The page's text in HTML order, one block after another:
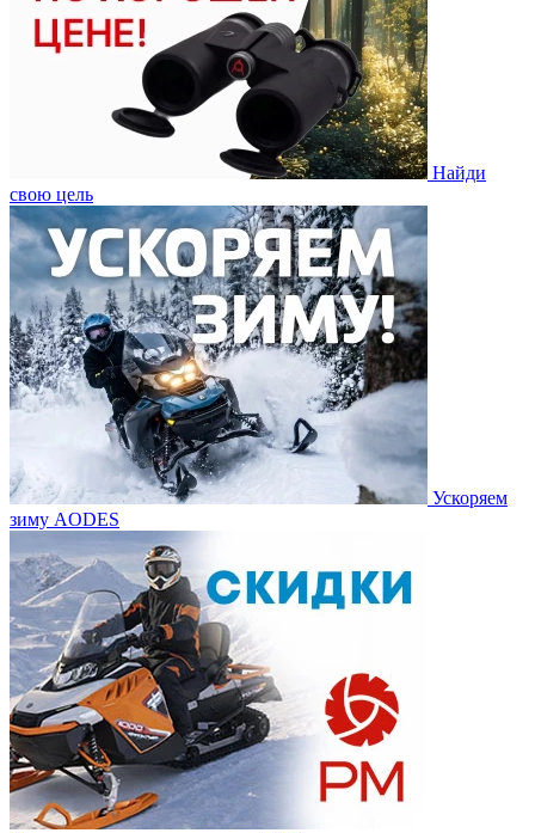
Найди
свою цель
Ускоряем
зиму AODES